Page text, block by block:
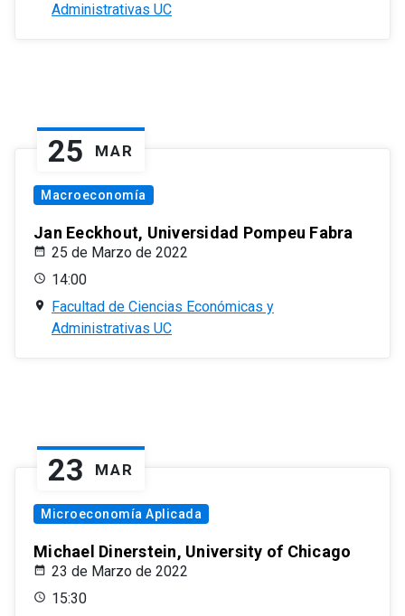
Administrativas UC
25 MAR
Macroeconomía
Jan Eeckhout, Universidad Pompeu Fabra
25 de Marzo de 2022
14:00
Facultad de Ciencias Económicas y
Administrativas UC
23 MAR
Microeconomía Aplicada
Michael Dinerstein, University of Chicago
23 de Marzo de 2022
15:30